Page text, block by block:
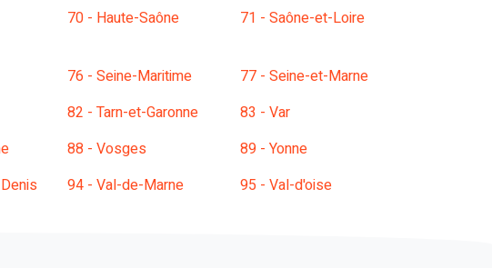
70 - Haute-Saône 71 - Saône-et-Loire
76 - Seine-Maritime
77 - Seine-et-Marne
82 - Tarn-et-Garonne
83 - Var
88 - Vosges
89 - Yonne
94 - Val-de-Marne 95 - Val-d'oise